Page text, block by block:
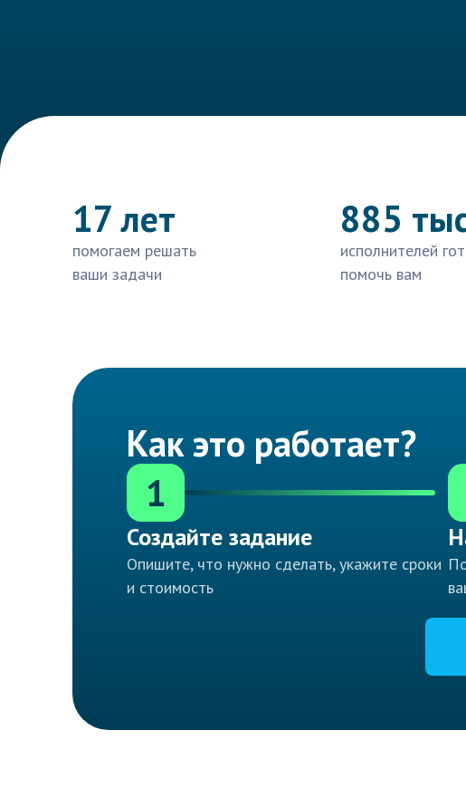
17 лет
помогаем решать
ваши задачи
885
исполнителей
помочь вам
Как это работает?
1
Создайте задание
Опишите, что нужно сделать, укажите сроки
и стоимость